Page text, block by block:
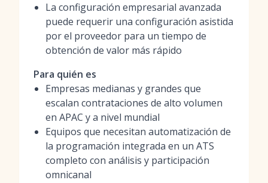
La configuración empresarial avanzada
puede requerir una configuración asistida
por el proveedor para un tiempo de
obtención de valor más rápido
Para quién es
Empresas medianas y grandes que
escalan contrataciones de alto volumen
en APAC y a nivel mundial
Equipos que necesitan automatización de
la programación integrada en un ATS
completo con análisis y participación
omnicanal